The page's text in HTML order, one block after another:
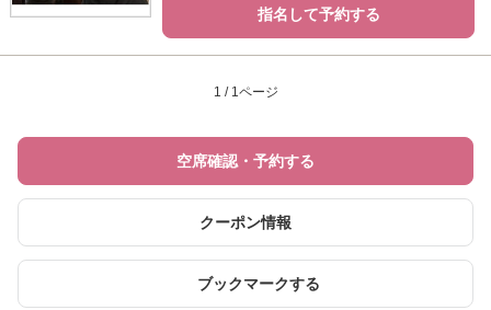
指名して予約する
1 / 1ページ
空席確認・予約する
クーポン情報
ブックマークする